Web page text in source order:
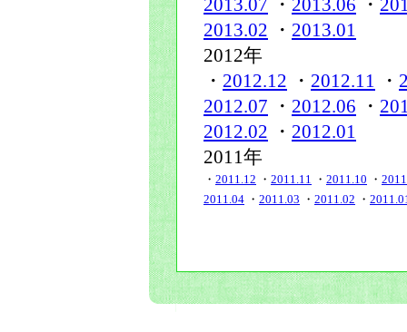
2013.07 ・ 2013.06 ・
2013.02 ・ 2013.01
2012年
・ 2012.12 ・ 2012.11 ・
2012.07 ・ 2012.06 ・
2012.02 ・ 2012.01
2011年
・ 2011.12 ・ 2011.11 ・ 2011.10 ・
2011.04 ・ 2011.03 ・ 2011.02 ・